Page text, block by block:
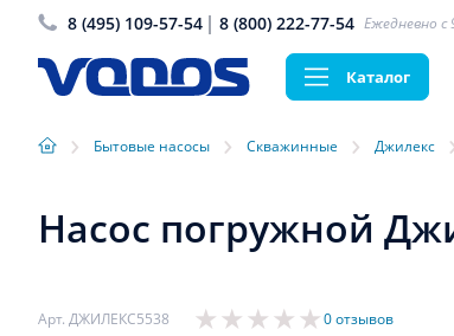
8 (495) 109-57-54 8 (800) 222-77-54 Ежедневно с
Каталог
› Бытовые насосы › Скважинные › Джилекс
Насос погружной
Арт. ДЖИЛЕКС5538 0 отзывов